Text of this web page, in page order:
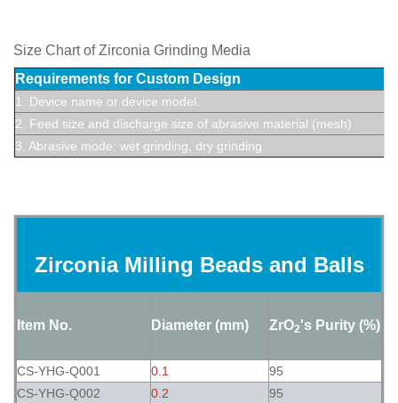
Size Chart ofZirconia Grinding Media
Requirements for Custom Design
1. Device name or device model.
2. Feed size and discharge size of abrasive material (mesh)
3. Abrasive mode: wet grinding, dry grinding
Zirconia Milling Beads and Balls
Item No. Diameter (mm) ZrO2's Purity (%)
CS-YHG-Q001 0.1
95
CS-YHG-Q002
0.2 95